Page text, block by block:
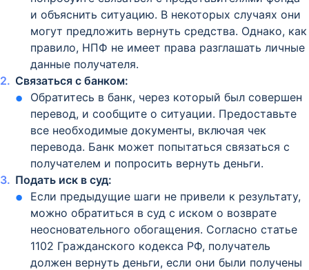
и объяснить ситуацию. В некоторых случаях они
могут предложить вернуть средства. Однако, как
правило, НПФ не имеет права разглашать личные
данные получателя.
Связаться с банком:
Обратитесь в банк, через который был совершен
перевод, и сообщите о ситуации. Предоставьте
все необходимые документы, включая чек
перевода. Банк может попытаться связаться с
получателем и попросить вернуть деньги.
Подать иск в суд:
Если предыдущие шаги не привели к результату,
можно обратиться в суд с иском о возврате
неосновательного обогащения. Согласно статье
1102 Гражданского кодекса РФ, получатель
должен вернуть деньги, если они были получены